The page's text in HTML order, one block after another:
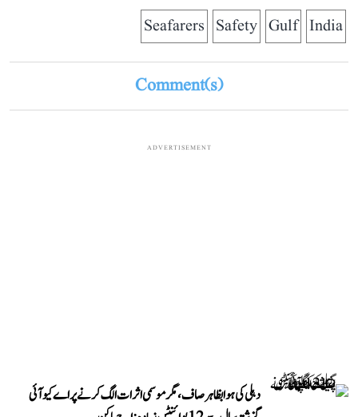
India
Gulf
Safety
Seafarers
Comment(s)
ADVERTISEMENT
دہلی کی ہوا بظاہر صاف، مگر موسمی اثرات الگ کرنے پر اے کیو آئی